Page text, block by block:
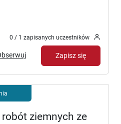
0 / 1 zapisanych uczestników
Zapisz się
ziemnych ze